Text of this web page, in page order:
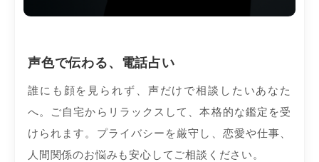
声色で伝わる、電話占い
誰にも顔を見られず、声だけで相談したいあなた
へ。ご自宅からリラックスして、本格的な鑑定を受
けられます。プライバシーを厳守し、恋愛や仕事、
人間関係のお悩みも安心してご相談ください。